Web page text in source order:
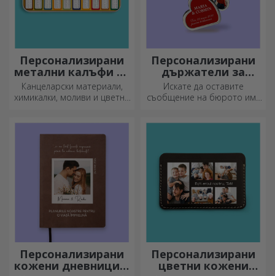
Персонализирани
метални калъфи за
моливи
Канцеларски материали,
химикалки, моливи и цветни
Персонализирани
държатели за
съобщения
Искате да оставите
съобщение на бюрото им?
Персонализирани
кожени дневници в
Персонализирани
цветни кожени